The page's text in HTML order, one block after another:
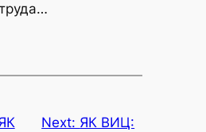
Next: ЯК ВИЦ: